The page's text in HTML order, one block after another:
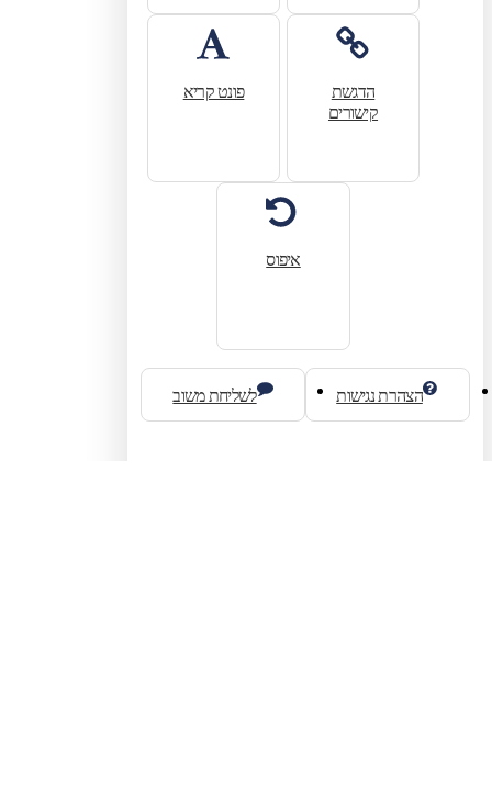
הדגשת
קישורים
פונט קריא
איפוס
הצהרת נגישות לשליחת משוב